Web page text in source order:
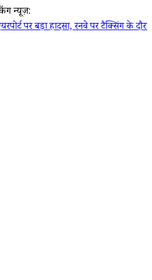
न्यूज़:
रनवे पर टैक्सिंग के दौरान ट्रेनी